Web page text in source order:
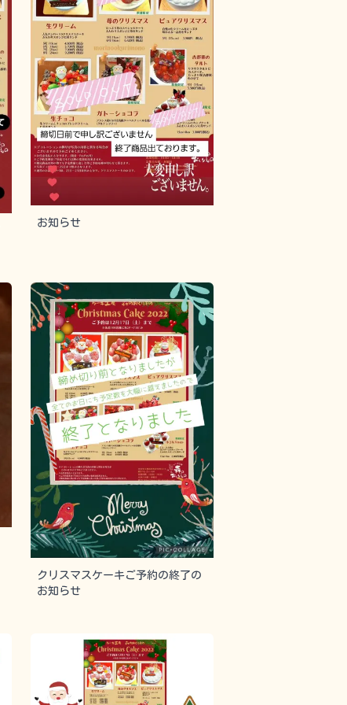
お知らせ
クリスマスケーキご予約の終了の
お知らせ